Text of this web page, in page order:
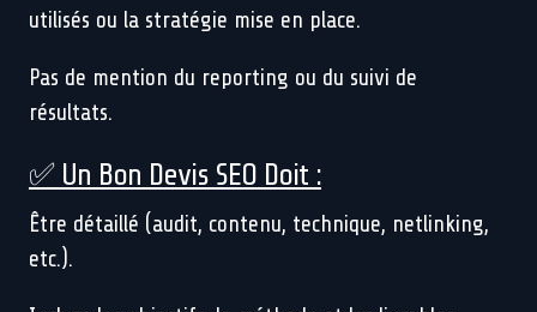
utilisés ou la stratégie mise en place.
Pas de mention du reporting ou du suivi de
résultats.
✅ Un Bon Devis SEO Doit :
Être détaillé (audit, contenu, technique, netlinking,
etc.).